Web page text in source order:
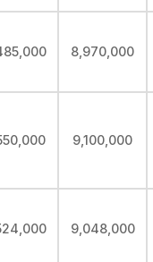
8,970,000
9,100,000
9,048,000